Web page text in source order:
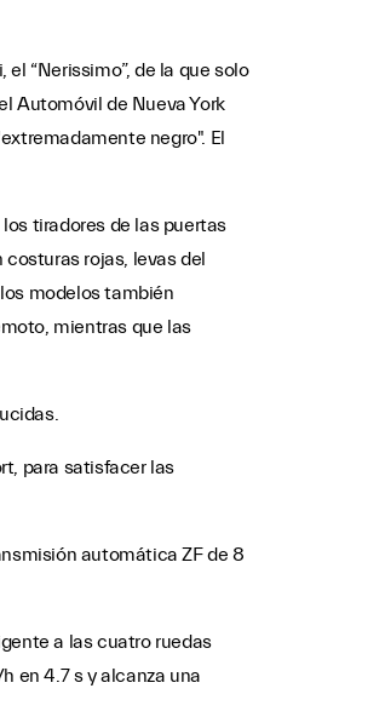
“Nerissimo”, de la que solo
Automóvil de Nueva York
negro". El
tiradores de las puertas
rojas, levas del
modelos también
mientras que las
para satisfacer las
automática ZF de 8
a las cuatro ruedas
en 4.7 s y alcanza una